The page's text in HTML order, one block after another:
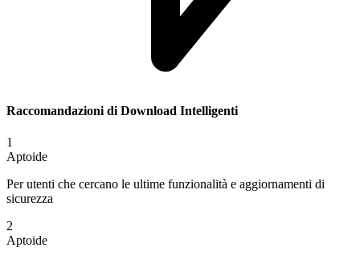
Raccomandazioni di Download Intelligenti
1
Aptoide
Per utenti che cercano le ultime funzionalità e aggiornamenti di
sicurezza
2
Aptoide